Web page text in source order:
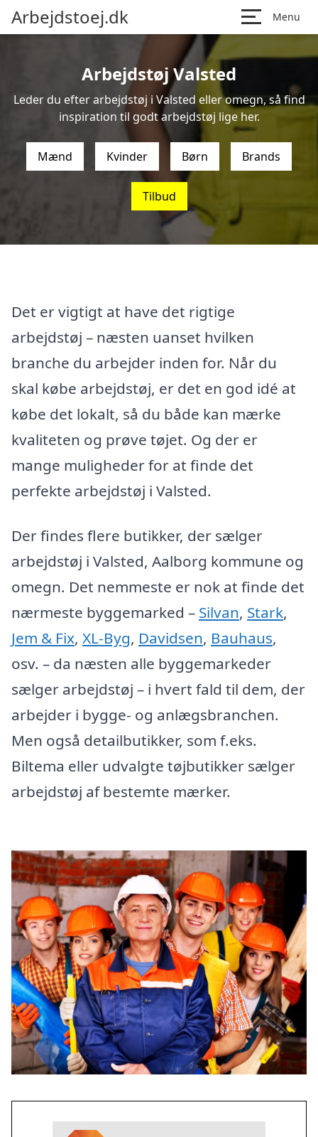
Arbejdstoej.dk Menu
Arbejdstøj Valsted
Leder du efter arbejdstøj i Valsted eller omegn, så find
inspiration til godt arbejdstøj lige her.
Mænd Kvinder Børn Brands
Tilbud
Det er vigtigt at have det rigtige
arbejdstøj – næsten uanset hvilken
branche du arbejder inden for. Når du
skal købe arbejdstøj, er det en god idé at
købe det lokalt, så du både kan mærke
kvaliteten og prøve tøjet. Og der er
mange muligheder for at finde det
perfekte arbejdstøj i Valsted.
Der findes flere butikker, der sælger
arbejdstøj i Valsted, Aalborg kommune og
omegn. Det nemmeste er nok at finde det
nærmeste byggemarked – Silvan, Stark,
Jem & Fix, XL-Byg, Davidsen, Bauhaus,
osv. – da næsten alle byggemarkeder
sælger arbejdstøj – i hvert fald til dem, der
arbejder i bygge- og anlægsbranchen.
Men også detailbutikker, som f.eks.
Biltema eller udvalgte tøjbutikker sælger
arbejdstøj af bestemte mærker.